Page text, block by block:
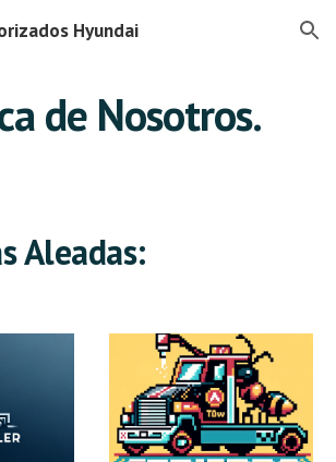
Skip to navigation
Hyundai
de Nosotros.
Aleadas: